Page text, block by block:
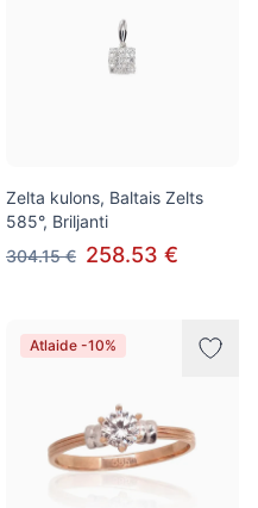
Zelta kulons, Baltais Zelts
585°, Briljanti
304.15 € 258.53 €
Atlaide -10%